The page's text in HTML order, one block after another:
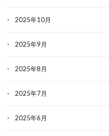
2025年10月
2025年9月
2025年8月
2025年7月
2025年6月